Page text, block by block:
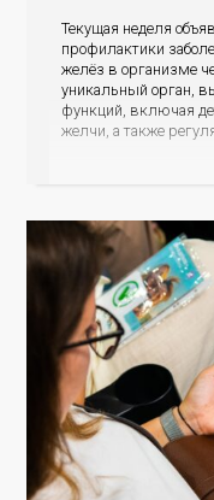
Текущая неделя
профилактики
желёз в организме
уникальный орган,
функций, включая
желчи, а также